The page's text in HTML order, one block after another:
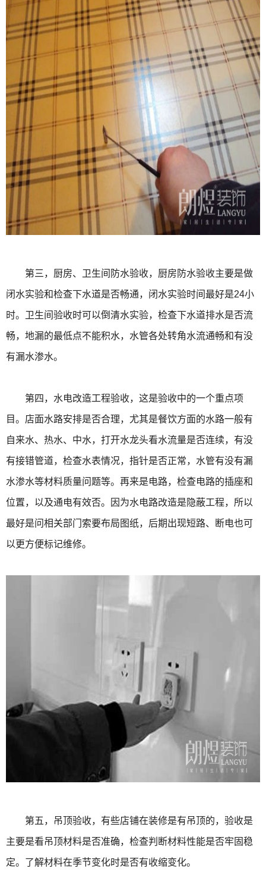
第三，厨房、卫生间防水验收，厨房防水验收主要是做
闭水实验和检查下水道是否畅通，闭水实验时间最好是24小
时。卫生间验收时可以倒清水实验，检查下水道排水是否流
畅，地漏的最低点不能积水，水管各处转角水流通畅和有没
有漏水渗水。
第四，水电改造工程验收，这是验收中的一个重点项
目。店面水路安排是否合理，尤其是餐饮方面的水路一般有
自来水、热水、中水，打开水龙头看水流量是否连续，有没
有接错管道，检查水表情况，指针是否正常，水管有没有漏
水渗水等材料质量问题等。再来是电路，检查电路的插座和
位置，以及通电有效否。因为水电路改造是隐蔽工程，所以
最好是问相关部门索要布局图纸，后期出现短路、断电也可
以更方便标记维修。
第五，吊顶验收，有些店铺在装修是有吊顶的，验收是
主要是看吊顶材料是否准确，检查判断材料性能是否牢固稳
定。了解材料在季节变化时是否有收缩变化。